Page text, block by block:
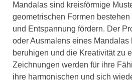
Mandalas sind kreisförmige
geometrischen Formen
und Entspannung fördern. Der
oder Ausmalens eines Mandalas
beruhigen und die Kreativität zu
Zeichnungen werden für ihre
ihre harmonischen und sich